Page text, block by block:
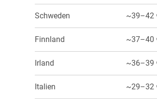
Schweden ~39–42
Finnland ~37–40
Irland ~36–39
Italien ~29–32